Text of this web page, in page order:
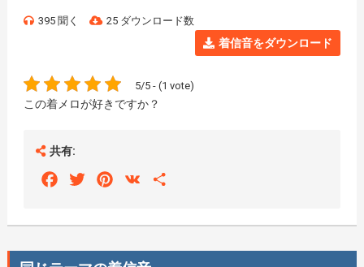
395 聞く 25 ダウンロード数
着信音をダウンロード
5/5 - (1 vote)
この着メロが好きですか？
共有:
FacebookTwitterPinterest
VK